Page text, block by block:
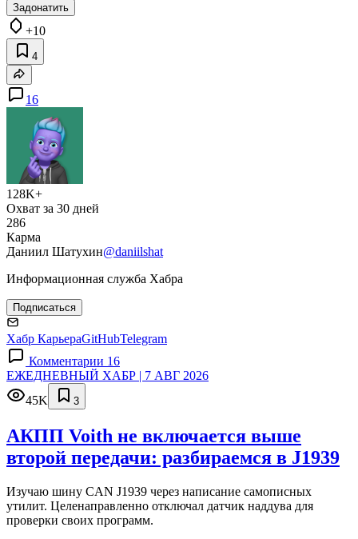
Задонатить
+10
4
16
128K+
Охват за 30 дней
286
Карма
Даниил Шатухин@daniilshat
Информационная служба Хабра
Подписаться
Хабр КарьераGitHubTelegram
Комментарии 16
ЕЖЕДНЕВНЫЙ ХАБР | 7 АВГ 2026
45K
3
АКПП Voith не включается выше
второй передачи: разбираемся в J1939
Изучаю шину CAN J1939 через написание самописных
утилит. Целенаправленно отключал датчик наддува для
проверки своих программ.